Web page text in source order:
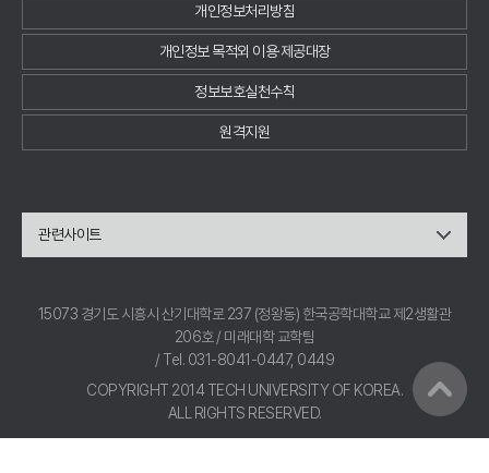
개인정보처리방침
개인정보 목적외 이용·제공대장
정보보호실천수칙
원격지원
관련사이트
15073 경기도 시흥시 산기대학로 237 (정왕동) 한국공학대학교 제2생활관
206호 / 미래대학 교학팀
/ Tel. 031-8041-0447, 0449
COPYRIGHT 2014 TECH UNIVERSITY OF KOREA.
ALL RIGHTS RESERVED.